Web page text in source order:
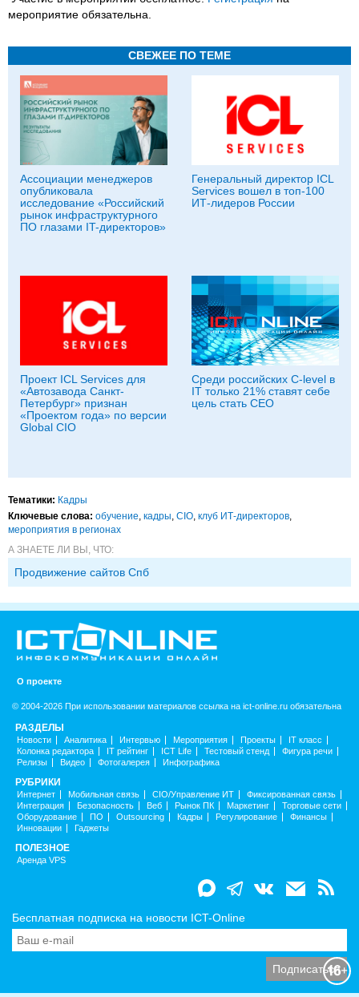
мероприятие обязательна.
СВЕЖЕЕ ПО ТЕМЕ
Ассоциации менеджеров
опубликовала
исследование «Российский
рынок инфраструктурного
ПО глазами IT-директоров»
Генеральный директор ICL
Services вошел в топ-100
ИТ-лидеров России
Проект ICL Services для
«Автозавода Санкт-
Петербург» признан
«Проектом года» по версии
Global CIO
Среди российских C-level в
IT только 21% ставят себе
цель стать CEO
Тематики: Кадры
Ключевые слова: обучение кадры CIO клуб ИТ-директоров
мероприятия в регионах
А ЗНАЕТЕ ЛИ ВЫ, ЧТО:
Продвижение сайтов Спб
О проекте
© 2004-2026 При использовании материалов ссылка на ict-online.ru обязательна
РАЗДЕЛЫ
Новости Аналитика Интервью Мероприятия Проекты
IT класс
Колонка редактора
IT рейтинг ICT Life Тестовый стенд
Фигура речи
Релизы
Видео Фотогалерея Инфографика
РУБРИКИ
Интернет Мобильная связь CIO/Управление ИТ
Фиксированная связь
Интеграция
Безопасность Веб Рынок ПК Маркетинг
Торговые сети
Оборудование
ПО Outsourcing Кадры Регулирование
Финансы
Инновации
Гаджеты
ПОЛЕЗНОЕ
Аренда VPS
Бесплатная подписка на новости ICT-Online